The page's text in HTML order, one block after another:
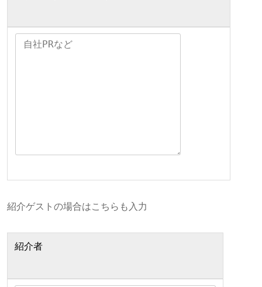
紹介ゲストの場合はこちらも入力
紹介者